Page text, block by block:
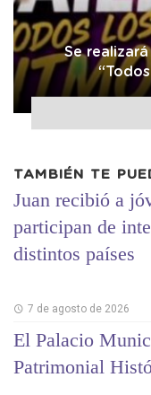
Se
TAMBIÉN TE
Juan recibió a
participan de
distintos países
7 de agosto de 2026
El Palacio
Patrimonial